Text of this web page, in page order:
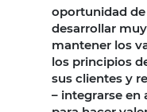
oportunidad
desarrollar
mantener los
los principios
sus clientes y
– integrarse en